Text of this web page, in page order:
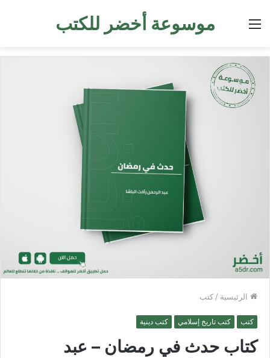
موسوعة أخضر للكتب القائمة
الرئيسية / كتب
كتب كتب تاريخ إسلامي كتب دينية
كتاب حدث في رمضان – عبد